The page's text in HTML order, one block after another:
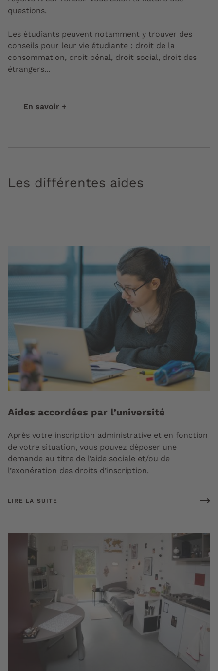
questions.
Les étudiants peuvent notamment y trouver des
conseils pour leur vie étudiante : droit de la
consommation, droit pénal, droit social, droit des
étrangers...
En savoir +
Les différentes aides
Aides accordées par l’université
Après votre inscription administrative et en fonction
de votre situation, vous pouvez déposer une
demande au titre de l’aide sociale et/ou de
l’exonération des droits d’inscription.
LIRE LA SUITE